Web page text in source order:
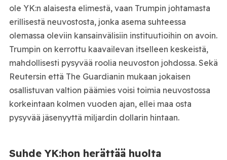
ole YK:n alaisesta elimestä, vaan Trumpin johtamasta
erillisestä neuvostosta, jonka asema suhteessa
olemassa oleviin kansainvälisiin instituutioihin on avoin.
Trumpin on kerrottu kaavailevan itselleen keskeistä,
mahdollisesti pysyvää roolia neuvoston johdossa. Sekä
Reutersin että The Guardianin mukaan jokaisen
osallistuvan valtion päämies voisi toimia neuvostossa
korkeintaan kolmen vuoden ajan, ellei maa osta
pysyvää jäsenyyttä miljardin dollarin hintaan.
Suhde YK:hon herättää huolta